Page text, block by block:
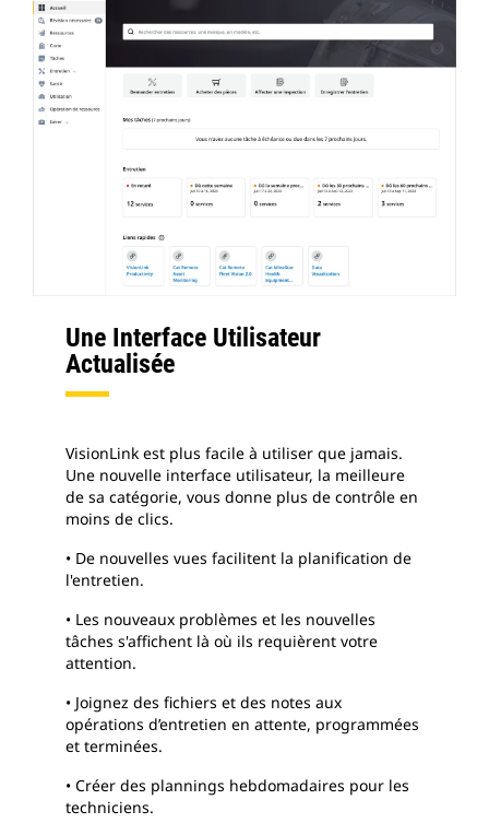
Une Interface Utilisateur
Actualisée
VisionLink est plus facile à utiliser que jamais.
Une nouvelle interface utilisateur, la meilleure
de sa catégorie, vous donne plus de contrôle en
moins de clics.
• De nouvelles vues facilitent la planification de
l'entretien.
• Les nouveaux problèmes et les nouvelles
tâches s'affichent là où ils requièrent votre
attention.
• Joignez des fichiers et des notes aux
opérations d’entretien en attente, programmées
et terminées.
• Créer des plannings hebdomadaires pour les
techniciens.